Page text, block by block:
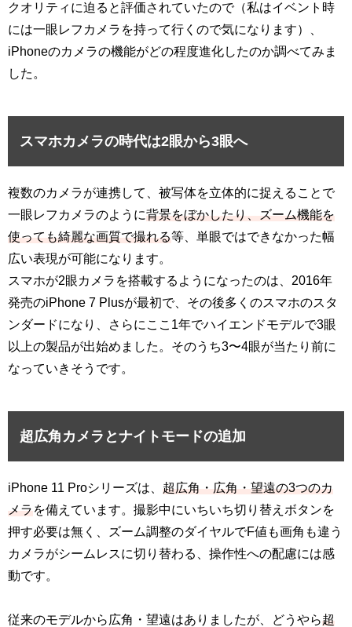
クオリティに迫ると評価されていたので（私はイベント時
には一眼レフカメラを持って行くので気になります）、
iPhoneのカメラの機能がどの程度進化したのか調べてみま
した。
スマホカメラの時代は2眼から3眼へ
複数のカメラが連携して、被写体を立体的に捉えることで
一眼レフカメラのように背景をぼかしたり、ズーム機能を
使っても綺麗な画質で撮れる等、単眼ではできなかった幅
広い表現が可能になります。
スマホが2眼カメラを搭載するようになったのは、2016年
発売のiPhone 7 Plusが最初で、その後多くのスマホのスタ
ンダードになり、さらにここ1年でハイエンドモデルで3眼
以上の製品が出始めました。そのうち3〜4眼が当たり前に
なっていきそうです。
超広角カメラとナイトモードの追加
iPhone 11 Proシリーズは、 超広角・広角・望遠の3つのカ
メラを備えています。撮影中にいちいち切り替えボタンを
押す必要は無く、ズーム調整のダイヤルでF値も画角も違う
カメラがシームレスに切り替わる、操作性への配慮には感
動です。
従来のモデルから広角・望遠はありましたが、どうやら超